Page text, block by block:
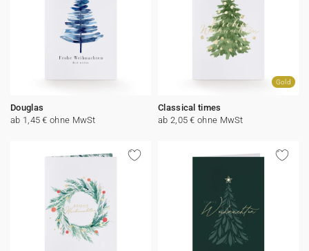
Douglas
ab 1,45 € ohne MwSt
Gold
Classical times
ab 2,05 € ohne MwSt